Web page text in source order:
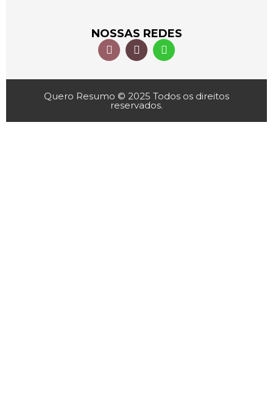
NOSSAS REDES
Quero Resumo © 2025 Todos os direitos
reservados.